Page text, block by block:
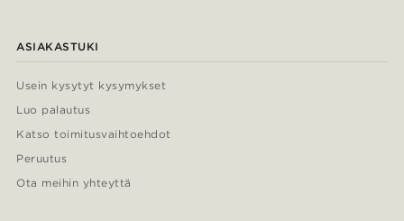
ASIAKASTUKI
Usein kysytyt kysymykset
Luo palautus
Katso toimitusvaihtoehdot
Peruutus
Ota meihin yhteyttä